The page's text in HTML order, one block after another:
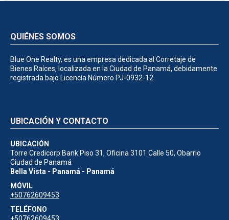
QUIÉNES SOMOS
Blue One Realty, es una empresa dedicada al Corretaje de
Bienes Raíces, localizada en la Ciudad de Panamá, debidamente
registrada bajo Licencía Número PJ-0932-12.
UBICACIÓN Y CONTACTO
UBICACIÓN
Torre Credicorp Bank Piso 31, Oficina 3101 Calle 50, Obarrio
Ciudad de Panamá
Bella Vista - Panamá - Panamá
MÓVIL
+50762609453
TELÉFONO
+50762609453